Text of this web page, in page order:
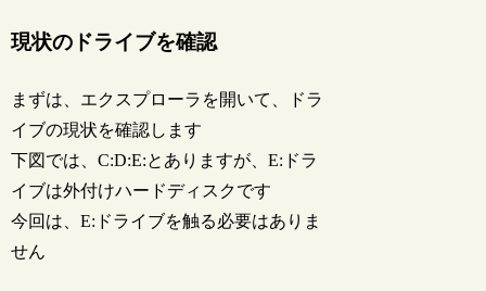
現状のドライブを確認
まずは、エクスプローラを開いて、ドラ
イブの現状を確認します
下図では、C:D:E:とありますが、E:ドラ
イブは外付けハードディスクです
今回は、E:ドライブを触る必要はありま
せん